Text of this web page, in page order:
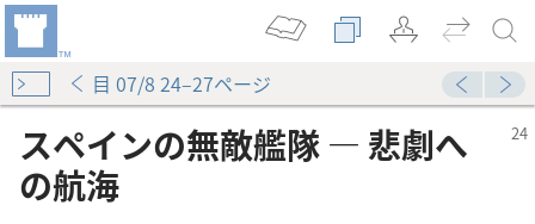
目 07/8 24–27ページ
スペインの無敵艦隊 ― 悲劇へ
の航海